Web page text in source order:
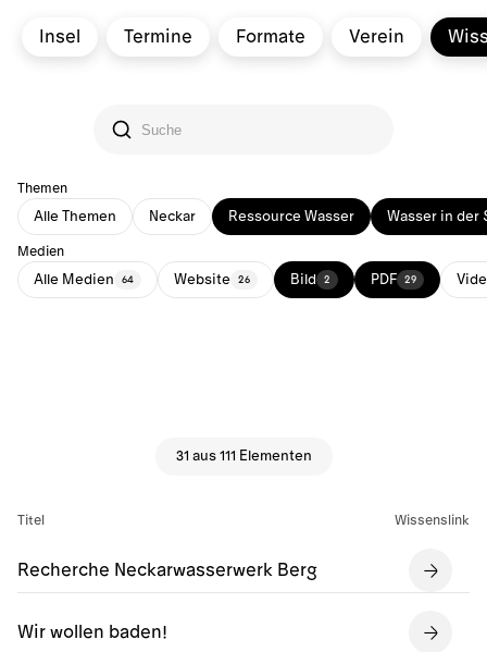
Insel Termine Formate Verein
Themen
Alle Themen Neckar Ressource Wasser Wasser in der
Medien
Alle Medien 64 Website 26 Bild 2 PDF 29
31 aus 111 Elementen
Titel Wissenslink
Recherche Neckarwasserwerk Berg
Wir wollen baden!